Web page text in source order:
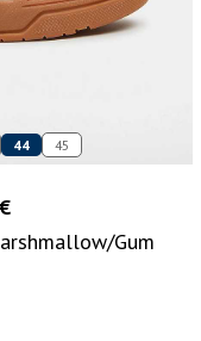
44 45
Gum